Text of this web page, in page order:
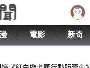
電影 新奇